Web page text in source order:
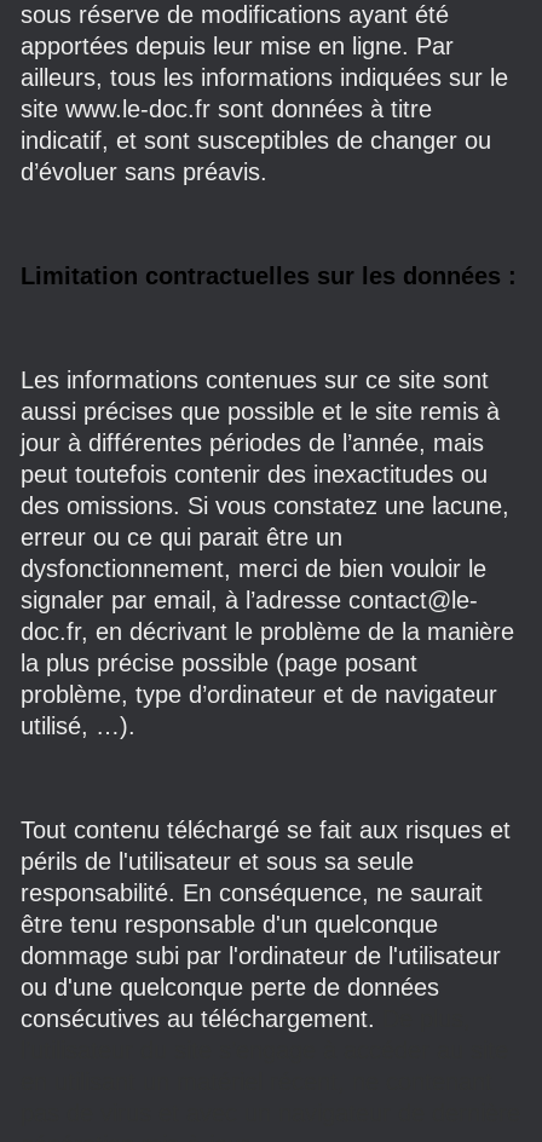
sous réserve de modifications ayant été
apportées depuis leur mise en ligne. Par
ailleurs, tous les informations indiquées sur le
site www.le-doc.fr sont données à titre
indicatif, et sont susceptibles de changer ou
d’évoluer sans préavis.
Limitation contractuelles sur les données :
Les informations contenues sur ce site sont
aussi précises que possible et le site remis à
jour à différentes périodes de l’année, mais
peut toutefois contenir des inexactitudes ou
des omissions. Si vous constatez une lacune,
erreur ou ce qui parait être un
dysfonctionnement, merci de bien vouloir le
signaler par email, à l’adresse contact@le-
doc.fr, en décrivant le problème de la manière
la plus précise possible (page posant
problème, type d’ordinateur et de navigateur
utilisé, …).
Tout contenu téléchargé se fait aux risques et
périls de l'utilisateur et sous sa seule
responsabilité. En conséquence, ne saurait
être tenu responsable d'un quelconque
dommage subi par l'ordinateur de l'utilisateur
ou d'une quelconque perte de données
consécutives au téléchargement.